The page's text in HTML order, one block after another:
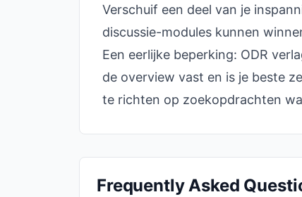
Verschuif een deel van je
discussie-modules kunnen
Een eerlijke beperking: ODR
de overview vast en is je beste
te richten op zoekopdrachten
Frequently Asked